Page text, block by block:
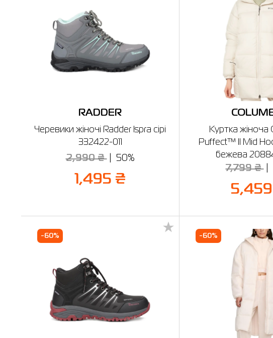
RADDER
Черевики жіночі Radder Ispra сірі
332422-011
2,990 ₴ 50%
1,495 ₴
Куртка жіноча
Puffect™ II Mid
бежева
7,799 ₴
-60% -60%